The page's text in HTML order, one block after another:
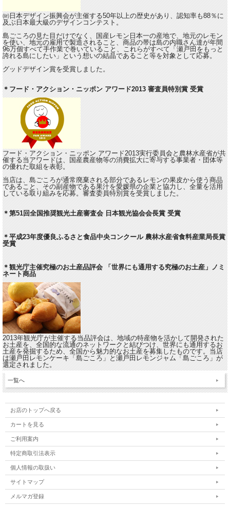
㈶日本デザイン振興会が主催する50年以上の歴史があり、認知率も88％に
及ぶ日本最大級のデザインコンテスト。
島ごころの見た目だけでなく、国産レモン日本一の産地で、地元のレモン
を使い、地元の雇用で製造されること、商品の帯は島の内職さん達が年間
96万個すべて手作業で巻いていること、これらがすべて「瀬戸田をもっと
誇れる島にしたい」という想いの結晶であること等を対象として応募。
グッドデザイン賞を受賞しました。
＊フード・アクション・ニッポン アワード2013 審査員特別賞 受賞
フード・アクション・ニッポン アワード2013実行委員会と農林水産省が共
催する当アワードは、国産農産物等の消費拡大に寄与する事業者・団体等
の優れた取組を表彰。
当店は、島ごころが通常廃棄される部分であるレモンの果皮から使う商品
であること、その副産物である果汁を愛媛県の企業と協力し、全量を活用
している取り組みを応募。審査委員特別賞を受賞しました。
＊第51回全国推奨観光土産審査会 日本観光協会会長賞 受賞
＊平成23年度優良ふるさと食品中央コンクール 農林水産省食料産業局長賞
受賞
＊観光庁主催究極のお土産品評会 「世界にも通用する究極のお土産」ノミ
ネート商品
2013年観光庁が主催する当品評会は、地域の特産物を活かして開発された
お土産を、全国的な流通のネットワークと結びつけ、世界にも通用するお
土産を発掘するため、全国から魅力的なお土産を募集したものです。当店
は瀬戸田レモンケーキ「島ごころ」と瀬戸田レモンジャム「島ごころ」が
選定されました。
一覧へ
お店のトップへ戻る
カートを見る
ご利用案内
特定商取引法表示
個人情報の取扱い
サイトマップ
メルマガ登録